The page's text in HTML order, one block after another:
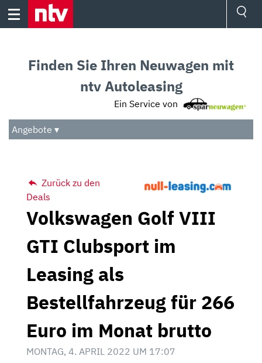
Skip
Audio
Das Beste
Finden Sie Ihren Neuwagen mit
ntv Autoleasing
Ein Service von
Angebote ▾
Zurück zu den
Deals
Volkswagen Golf VIII
GTI Clubsport im
Leasing als
Bestellfahrzeug für 266
Euro im Monat brutto
MONTAG, 4. APRIL 2022 UM 17:07